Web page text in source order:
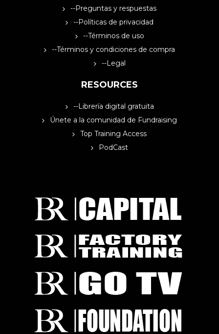
--Preguntas y respuestas
--Políticas de privacidad
--Términos de uso
--Términos y condiciones de compra
--Legal
RESOURCES
--Librería digital gratuita
Únete a la comunidad de Fundraising
Top Training Access
PodCast